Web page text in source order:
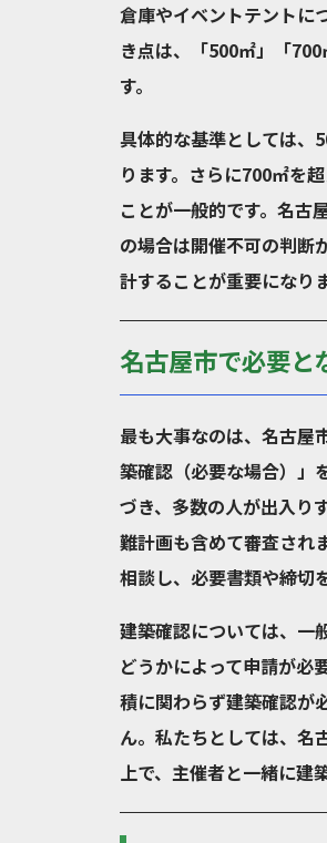
倉庫やイベントテントに
き点は、「500㎡」「
す。
具体的な基準としては、
ります。さらに700㎡を
ことが一般的です。名古
の場合は開催不可の判断
計することが重要になりま
名古屋市で必要と
最も大事なのは、名古屋
築確認（必要な場合）」
づき、多数の人が出入り
難計画も含めて審査され
相談し、必要書類や締切
建築確認については、一
どうかによって申請が必
積に関わらず建築確認が
ん。私たちとしては、名
上で、主催者と一緒に建